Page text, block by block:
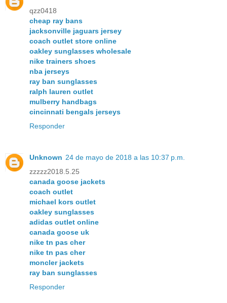
qzz0418
cheap ray bans
jacksonville jaguars jersey
coach outlet store online
oakley sunglasses wholesale
nike trainers shoes
nba jerseys
ray ban sunglasses
ralph lauren outlet
mulberry handbags
cincinnati bengals jerseys
Responder
Unknown 24 de mayo de 2018 a las 10:37 p.m.
zzzzz2018.5.25
canada goose jackets
coach outlet
michael kors outlet
oakley sunglasses
adidas outlet online
canada goose uk
nike tn pas cher
nike tn pas cher
moncler jackets
ray ban sunglasses
Responder